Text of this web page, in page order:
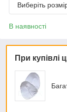
Виберіть
В наявності
При купівлі